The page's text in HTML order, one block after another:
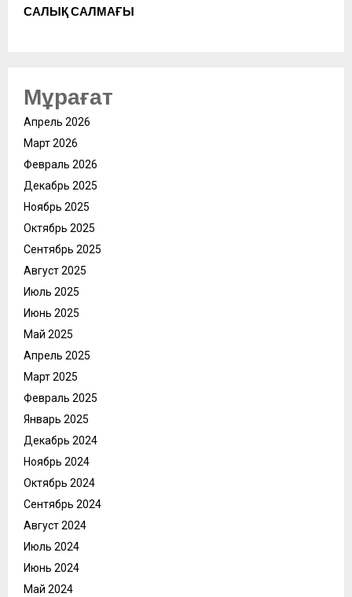
САЛЫҚ САЛМАҒЫ
Мұрағат
Апрель 2026
Март 2026
Февраль 2026
Декабрь 2025
Ноябрь 2025
Октябрь 2025
Сентябрь 2025
Август 2025
Июль 2025
Июнь 2025
Май 2025
Апрель 2025
Март 2025
Февраль 2025
Январь 2025
Декабрь 2024
Ноябрь 2024
Октябрь 2024
Сентябрь 2024
Август 2024
Июль 2024
Июнь 2024
Май 2024